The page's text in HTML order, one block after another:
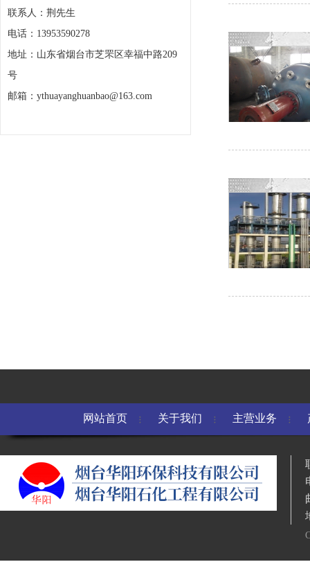
联系人：荆先生
电话：13953590278
地址：山东省烟台市芝罘区幸福中路209
号
邮箱：ythuayanghuanbao@163.com
网站首页 关于我们 主营业务